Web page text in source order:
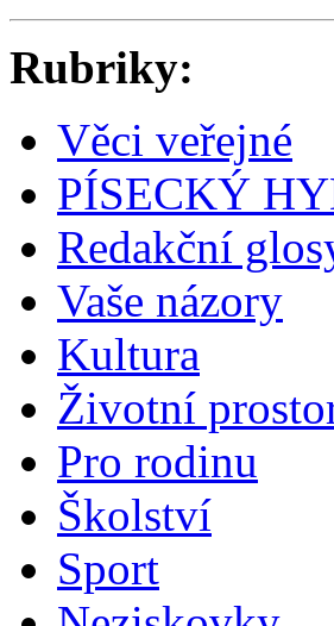
Rubriky:
Věci veřejné
PÍSECKÝ
Redakční
Vaše názory
Kultura
Životní
Pro rodinu
Školství
Sport